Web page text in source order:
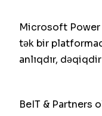
Microsoft Power
tək bir
anlıqdır,
BeIT & Partners